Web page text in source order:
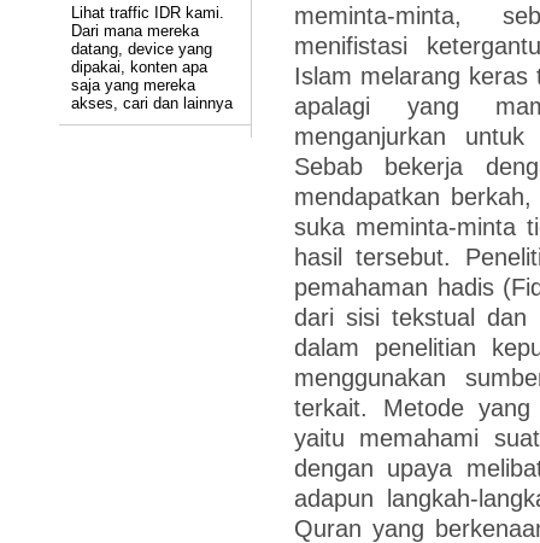
Lihat traffic IDR kami.
Dari mana mereka
datang, device yang
dipakai, konten apa
saja yang mereka
akses, cari dan lainnya
meminta-minta,
menifistasi
Islam melarang keras
apalagi yang
menganjurkan
Sebab bekerja
mendapatkan
suka meminta-minta
hasil tersebut.
pemahaman hadis
dari sisi tekstual dan
dalam penelitian
menggunakan
terkait. Metode yang
yaitu memahami
dengan upaya
adapun langkah-
Quran yang